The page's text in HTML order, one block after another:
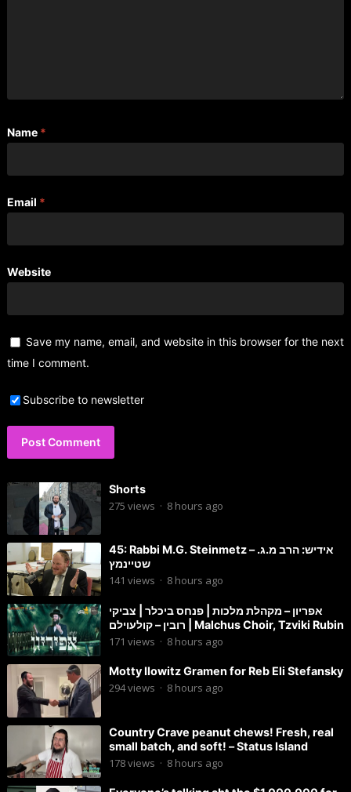
Name *
Email *
Website
Save my name, email, and website in this browser for the next
time I comment.
Subscribe to newsletter
Shorts
275 views · 8 hours ago
45: Rabbi M.G. Steinmetz – אידיש: הרב מ.ג.
שטיינמץ
141 views · 8 hours ago
אפריון – מקהלת מלכות | פנחס ביכלר | צביקי
רובין – קולעוילם | Malchus Choir, Tzviki Rubin
171 views · 8 hours ago
Motty Ilowitz Gramen for Reb Eli Stefansky
294views · 8 hours ago
Country Crave peanut chews! Fresh, real
small batch, and soft! – Status Island
178views · 8 hours ago